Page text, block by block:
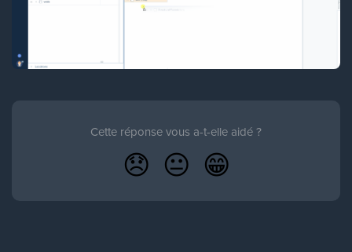
Cette réponse vous a-t-elle aidé ?
😞 😐 😁